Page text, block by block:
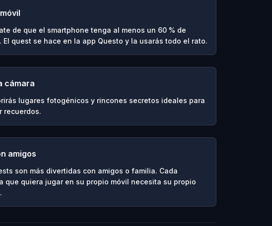
de que el smartphone tenga al menos un 60 % de
El quest se hace en la app Questo y la usarás todo el rato.
cámara
lugares fotogénicos y rincones secretos ideales para
recuerdos.
amigos
son más divertidas con amigos o familia. Cada
que quiera jugar en su propio móvil necesita su propio